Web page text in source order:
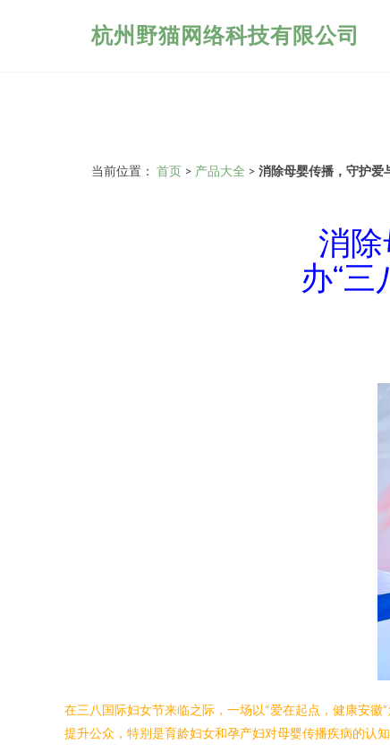
杭州野猫网络科技有限公司
当前位置： 首页 > 产品大全 > 消除母婴传播，守护
消
办“
在三八国际妇女节来临之际，一场以“爱在起点，健康安
提升公众，特别是育龄妇女和孕产妇对母婴传播疾病的认